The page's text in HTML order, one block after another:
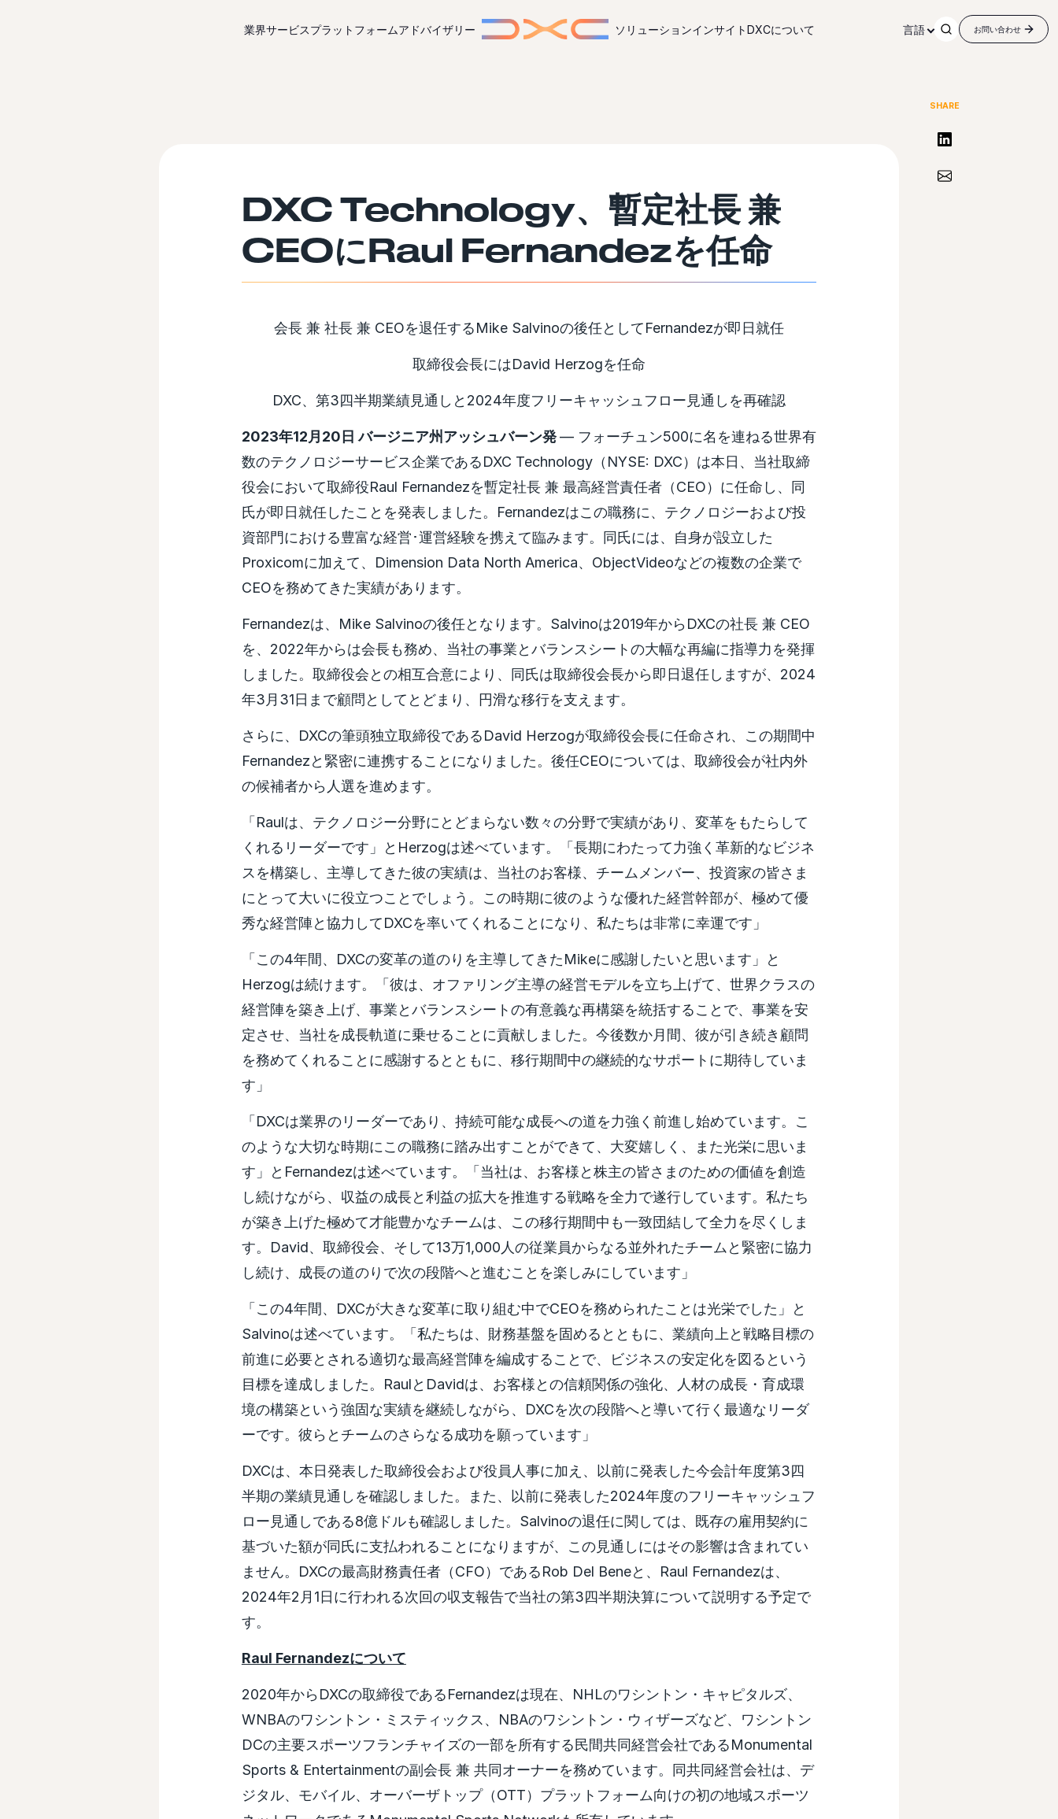
業界サービスプラットフォームアドバイザリー ソリューションインサイトDXCについて 言語 お問い合わせ
SHARE
リンクトインで共有する
Share via Email
DXC Technology、暫定社長 兼
CEOにRaul Fernandezを任命
会長 兼 社長 兼 CEOを退任するMike Salvinoの後任としてFernandezが即日就任
取締役会長にはDavid Herzogを任命
DXC、第3四半期業績見通しと2024年度フリーキャッシュフロー見通しを再確認
2023年12月20日 バージニア州アッシュバーン発— フォーチュン500に名を連ねる世界有
数のテクノロジーサービス企業であるDXC Technology（NYSE: DXC）は本日、当社取締
役会において取締役Raul Fernandezを暫定社長 兼 最高経営責任者（CEO）に任命し、同
氏が即日就任したことを発表しました。Fernandezはこの職務に、テクノロジーおよび投
資部門における豊富な経営･運営経験を携えて臨みます。同氏には、自身が設立した
Proxicomに加えて、Dimension Data North America、ObjectVideoなどの複数の企業で
CEOを務めてきた実績があります。
Fernandezは、Mike Salvinoの後任となります。Salvinoは2019年からDXCの社長 兼 CEO
を、2022年からは会長も務め、当社の事業とバランスシートの大幅な再編に指導力を発揮
しました。取締役会との相互合意により、同氏は取締役会長から即日退任しますが、2024
年3月31日まで顧問としてとどまり、円滑な移行を支えます。
さらに、DXCの筆頭独立取締役であるDavid Herzogが取締役会長に任命され、この期間中
Fernandezと緊密に連携することになりました。後任CEOについては、取締役会が社内外
の候補者から人選を進めます。
「Raulは、テクノロジー分野にとどまらない数々の分野で実績があり、変革をもたらして
くれるリーダーです」とHerzogは述べています。「長期にわたって力強く革新的なビジネ
スを構築し、主導してきた彼の実績は、当社のお客様、チームメンバー、投資家の皆さま
にとって大いに役立つことでしょう。この時期に彼のような優れた経営幹部が、極めて優
秀な経営陣と協力してDXCを率いてくれることになり、私たちは非常に幸運です」
「この4年間、DXCの変革の道のりを主導してきたMikeに感謝したいと思います」と
Herzogは続けます。「彼は、オファリング主導の経営モデルを立ち上げて、世界クラスの
経営陣を築き上げ、事業とバランスシートの有意義な再構築を統括することで、事業を安
定させ、当社を成長軌道に乗せることに貢献しました。今後数か月間、彼が引き続き顧問
を務めてくれることに感謝するとともに、移行期間中の継続的なサポートに期待していま
す」
「DXCは業界のリーダーであり、持続可能な成長への道を力強く前進し始めています。こ
のような大切な時期にこの職務に踏み出すことができて、大変嬉しく、また光栄に思いま
す」とFernandezは述べています。「当社は、お客様と株主の皆さまのための価値を創造
し続けながら、収益の成長と利益の拡大を推進する戦略を全力で遂行しています。私たち
が築き上げた極めて才能豊かなチームは、この移行期間中も一致団結して全力を尽くしま
す。David、取締役会、そして13万1,000人の従業員からなる並外れたチームと緊密に協力
し続け、成長の道のりで次の段階へと進むことを楽しみにしています」
「この4年間、DXCが大きな変革に取り組む中でCEOを務められたことは光栄でした」と
Salvinoは述べています。「私たちは、財務基盤を固めるとともに、業績向上と戦略目標の
前進に必要とされる適切な最高経営陣を編成することで、ビジネスの安定化を図るという
目標を達成しました。RaulとDavidは、お客様との信頼関係の強化、人材の成長・育成環
境の構築という強固な実績を継続しながら、DXCを次の段階へと導いて行く最適なリーダ
ーです。彼らとチームのさらなる成功を願っています」
DXCは、本日発表した取締役会および役員人事に加え、以前に発表した今会計年度第3四
半期の業績見通しを確認しました。また、以前に発表した2024年度のフリーキャッシュフ
ロー見通しである8億ドルも確認しました。Salvinoの退任に関しては、既存の雇用契約に
基づいた額が同氏に支払われることになりますが、この見通しにはその影響は含まれてい
ません。DXCの最高財務責任者（CFO）であるRob Del Beneと、Raul Fernandezは、
2024年2月1日に行われる次回の収支報告で当社の第3四半期決算について説明する予定で
す。
Raul Fernandezについて
2020年からDXCの取締役であるFernandezは現在、NHLのワシントン・キャピタルズ、
WNBAのワシントン・ミスティックス、NBAのワシントン・ウィザーズなど、ワシントン
DCの主要スポーツフランチャイズの一部を所有する民間共同経営会社であるMonumental
Sports & Entertainmentの副会長 兼 共同オーナーを務めています。同共同経営会社は、デ
ジタル、モバイル、オーバーザトップ（OTT）プラットフォーム向けの初の地域スポーツ